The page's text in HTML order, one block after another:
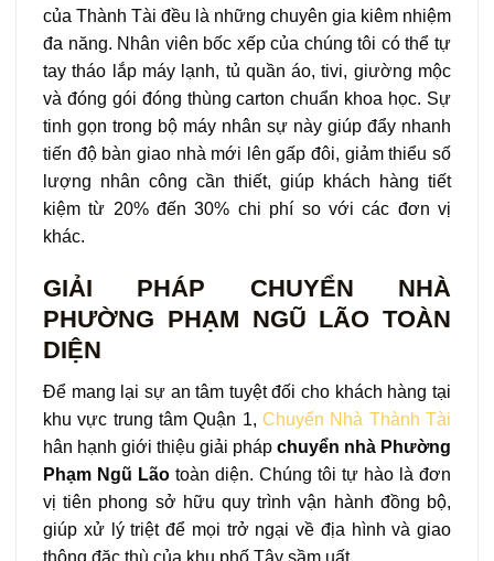
của Thành Tài đều là những chuyên gia kiêm nhiệm
đa năng. Nhân viên bốc xếp của chúng tôi có thể tự
tay tháo lắp máy lạnh, tủ quần áo, tivi, giường mộc
và đóng gói đóng thùng carton chuẩn khoa học. Sự
tinh gọn trong bộ máy nhân sự này giúp đẩy nhanh
tiến độ bàn giao nhà mới lên gấp đôi, giảm thiểu số
lượng nhân công cần thiết, giúp khách hàng tiết
kiệm từ 20% đến 30% chi phí so với các đơn vị
khác.
GIẢI PHÁP CHUYỂN NHÀ
PHƯỜNG PHẠM NGŨ LÃO TOÀN
DIỆN
Để mang lại sự an tâm tuyệt đối cho khách hàng tại
khu vực trung tâm Quận 1, Chuyển Nhà Thành Tài
hân hạnh giới thiệu giải pháp chuyển nhà Phường
Phạm Ngũ Lão toàn diện. Chúng tôi tự hào là đơn
vị tiên phong sở hữu quy trình vận hành đồng bộ,
giúp xử lý triệt để mọi trở ngại về địa hình và giao